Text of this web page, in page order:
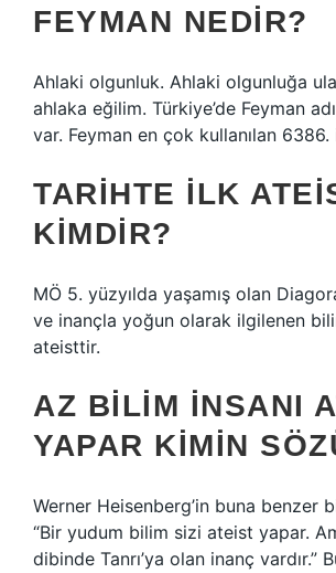
FEYMAN NEDIR?
Ahlaki olgunluk. Ahlaki olgunluğa
ahlaka eğilim. Türkiye’de Feyman
var. Feyman en çok kullanılan 6386.
TARIHTE ILK
KIMDIR?
MÖ 5. yüzyılda yaşamış olan
ve inançla yoğun olarak ilgilenen
ateisttir.
AZ BILIM INSANI
YAPAR KIMIN
Werner Heisenberg’in buna benzer
“Bir yudum bilim sizi ateist yapar.
dibinde Tanrı’ya olan inanç vardır.”